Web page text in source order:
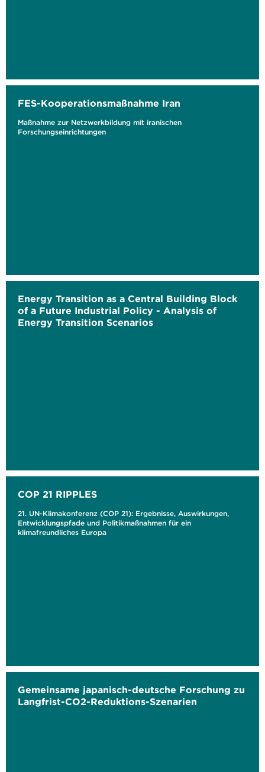
FES-Kooperationsmaßnahme Iran
Maßnahme zur Netzwerkbildung mit iranischen
Forschungseinrichtungen
Energy Transition as a Central Building Block
of a Future Industrial Policy - Analysis of
Energy Transition Scenarios
COP 21 RIPPLES
21. UN-Klimakonferenz (COP 21): Ergebnisse, Auswirkungen,
Entwicklungspfade und Politikmaßnahmen für ein
klimafreundliches Europa
Gemeinsame japanisch-deutsche Forschung zu
Langfrist-CO2-Reduktions-Szenarien